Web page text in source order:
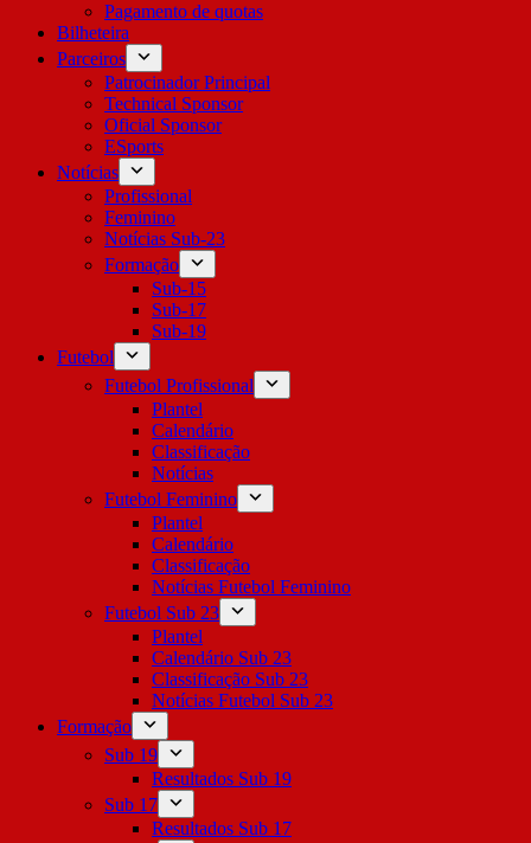
Pagamento de quotas
Bilheteira
Parceiros
Patrocinador Principal
Technical Sponsor
Oficial Sponsor
ESports
Notícias
Profissional
Feminino
Notícias Sub-23
Formação
Sub-15
Sub-17
Sub-19
Futebol
Futebol Profissional
Plantel
Calendário
Classificação
Notícias
Futebol Feminino
Plantel
Calendário
Classificação
Notícias Futebol Feminino
Futebol Sub 23
Plantel
Calendário Sub 23
Classificação Sub 23
Notícias Futebol Sub 23
Formação
Sub 19
Resultados Sub 19
Sub 17
Resultados Sub 17